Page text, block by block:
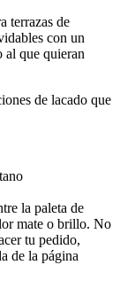
terrazas de
con un
al que quieran
de lacado que
la paleta de
mate o brillo. No
tu pedido,
de la página